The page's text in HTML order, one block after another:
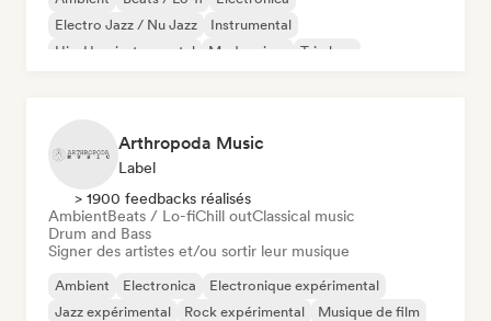
Electro Jazz / Nu Jazz
Instrumental
Hip-Hop instrumental
Modern jazz Trip hop
Arthropoda Music
Label
> 1900 feedbacks réalisés
AmbientBeats / Lo-fiChill outClassical music
Drum and Bass
Signer des artistes et/ou sortir leur musique
Ambient Electronica
Electronique expérimental
Jazz expérimental
Rock expérimental
Musique de film